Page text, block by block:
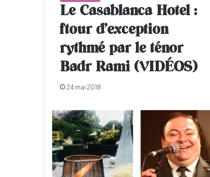
Le Casablanca Hotel :
ftour d’exception
rythmé par le ténor
Badr Rami (VIDÉOS)
24 mai 2018